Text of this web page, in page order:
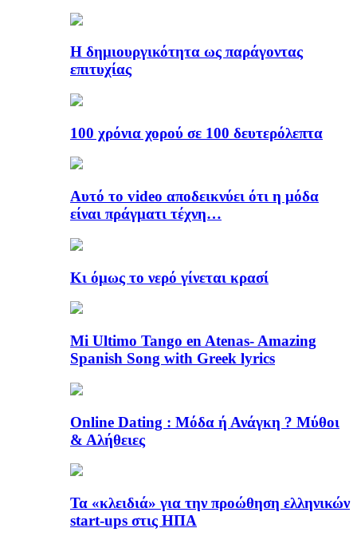
Η δημιουργικότητα ως παράγοντας
επιτυχίας
100 χρόνια χορού σε 100 δευτερόλεπτα
Αυτό το video αποδεικνύει ότι η μόδα
είναι πράγματι τέχνη…
Κι όμως το νερό γίνεται κρασί
Mi Ultimo Tango en Atenas- Amazing
Spanish Song with Greek lyrics
Online Dating : Μόδα ή Ανάγκη ? Μύθοι
& Αλήθειες
Τα «κλειδιά» για την προώθηση ελληνικών
start-ups στις ΗΠΑ